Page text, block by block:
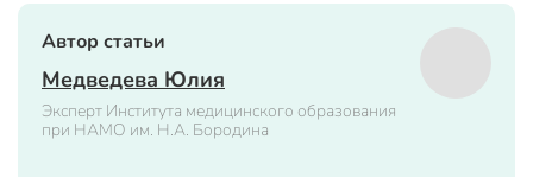
Автор статьи
Медведева Юлия
Эксперт Института медицинского образования
при НАМО им. Н.А. Бородина